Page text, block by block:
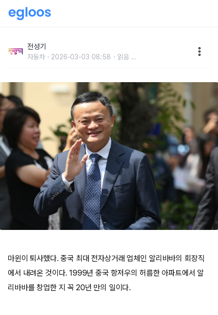
퇴직기전성기
자동차 2026-03-03 08:58 읽음 ...
마윈이 퇴사했다. 중국 최대 전자상거래 업체인 알리바바의 회장직
에서 내려온 것이다. 1999년 중국 항저우의 허름한 아파트에서 알
리바바를 창업한 지 꼭 20년 만의 일이다.